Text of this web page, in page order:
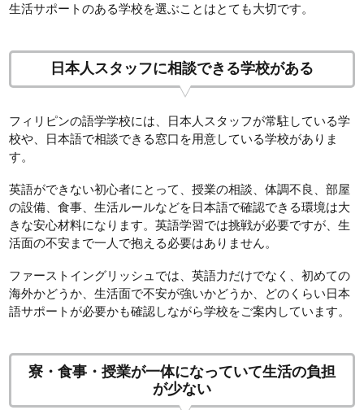
生活サポートのある学校を選ぶことはとても大切です。
日本人スタッフに相談できる学校がある
フィリピンの語学学校には、日本人スタッフが常駐している学
校や、日本語で相談できる窓口を用意している学校がありま
す。
英語ができない初心者にとって、授業の相談、体調不良、部屋
の設備、食事、生活ルールなどを日本語で確認できる環境は大
きな安心材料になります。英語学習では挑戦が必要ですが、生
活面の不安まで一人で抱える必要はありません。
ファーストイングリッシュでは、英語力だけでなく、初めての
海外かどうか、生活面で不安が強いかどうか、どのくらい日本
語サポートが必要かも確認しながら学校をご案内しています。
寮・食事・授業が一体になっていて生活の負担
が少ない